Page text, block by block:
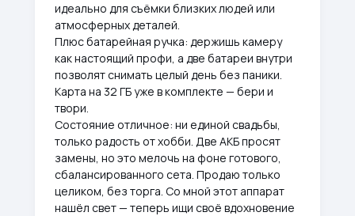
идеально для съёмки близких людей или
атмосферных деталей.
Плюс батарейная ручка: держишь камеру
как настоящий профи, а две батареи внутри
позволят снимать целый день без паники.
Карта на 32 ГБ уже в комплекте — бери и
твори.
Состояние отличное: ни единой свадьбы,
только радость от хобби. Две АКБ просят
замены, но это мелочь на фоне готового,
сбалансированного сета. Продаю только
целиком, без торга. Со мной этот аппарат
нашёл свет — теперь ищи своё вдохновение